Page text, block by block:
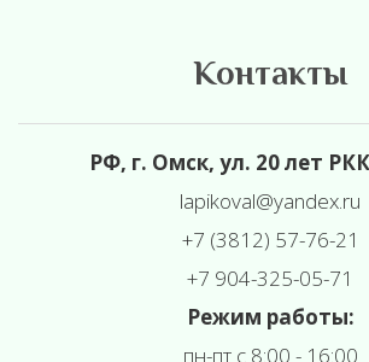
Контакты
РФ, г. Омск, ул. 20 лет
lapikoval@yandex.ru
+7 (3812) 57-76-21
+7 904-325-05-71
Режим работы:
пн-пт с 8:00 - 16:00